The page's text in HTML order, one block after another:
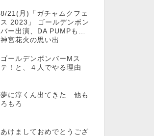
8/21(月)「ガチャムクフェ
ス 2023」 ゴールデンボン
バー出演、DA PUMPも…
神宮花火の思い出
ゴールデンボンバーMス
テ！と、４人でやる理由
夢に淳くん出てきた 他も
ろもろ
あけましておめでとうござ